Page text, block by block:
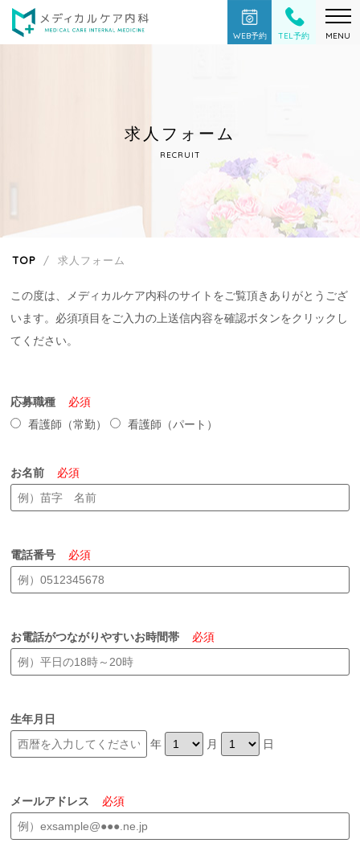
WEB予約 TEL予約 MENU
求人フォーム
RECRUIT
TOP 求人フォーム
この度は、メディカルケア内科のサイトをご覧頂きありがとうござ
います。 必須項目をご入力の上送信内容を確認ボタンをクリックし
てください。
応募職種
必須
看護師（常勤）
看護師（パート）
お名前 必須
電話番号 必須
お電話がつながりやすいお時間帯 必須
生年月日
年
月 日
メールアドレス 必須